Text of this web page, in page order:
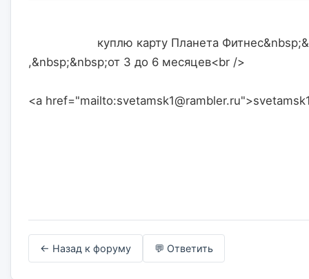
,&nbsp;&nbsp;от 3 до 6 месяцев<br />
<a
← Назад к форуму 💬 Ответить